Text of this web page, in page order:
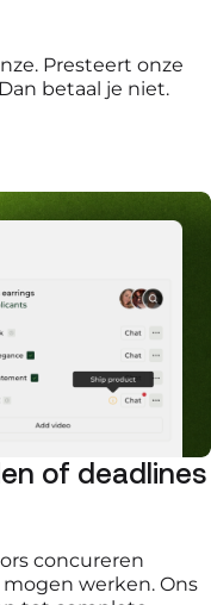
Presteert onze
betaal je niet.
of deadlines
concureren
werken. Ons